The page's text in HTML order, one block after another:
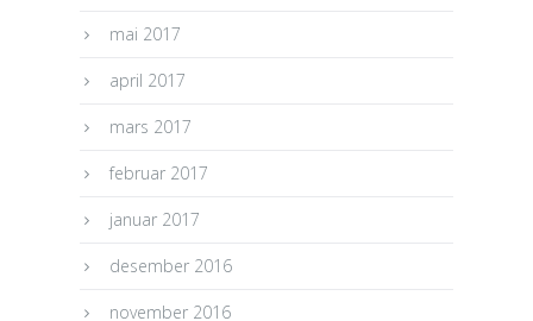
mai 2017
april 2017
mars 2017
februar 2017
januar 2017
desember 2016
november 2016